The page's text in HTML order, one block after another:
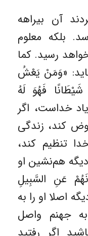
آن بیراهه
بلکه معلوم
رسید. کما
«وَمَنْ يَعْشُ
فَهُوَ لَهُ
خداست، اگر
کند، زندگی
تنظیم کند،
هم‌نشین او
عَنِ السَّبِيلِ
اصلا او را به
جهنم واصل